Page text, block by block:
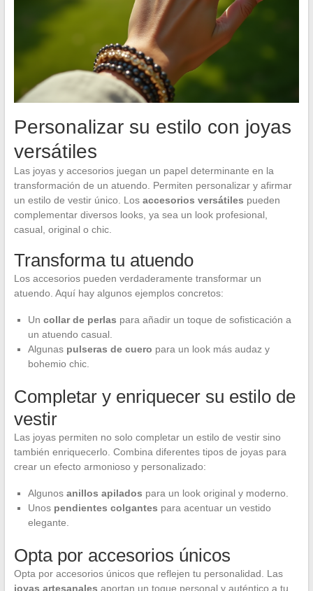
Personalizar su estilo con joyas
versátiles
Las joyas y accesorios juegan un papel determinante en la
transformación de un atuendo. Permiten personalizar y afirmar
un estilo de vestir único. Los accesorios versátiles pueden
complementar diversos looks, ya sea un look profesional,
casual, original o chic.
Transforma tu atuendo
Los accesorios pueden verdaderamente transformar un
atuendo. Aquí hay algunos ejemplos concretos:
Un collar de perlas para añadir un toque de sofisticación a
un atuendo casual.
Algunas pulseras de cuero para un look más audaz y
bohemio chic.
Completar y enriquecer su estilo de
vestir
Las joyas permiten no solo completar un estilo de vestir sino
también enriquecerlo. Combina diferentes tipos de joyas para
crear un efecto armonioso y personalizado:
Algunos anillos apilados para un look original y moderno.
Unos pendientes colgantes para acentuar un vestido
elegante.
Opta por accesorios únicos
Opta por accesorios únicos que reflejen tu personalidad. Las
joyas artesanales aportan un toque personal y auténtico a tu